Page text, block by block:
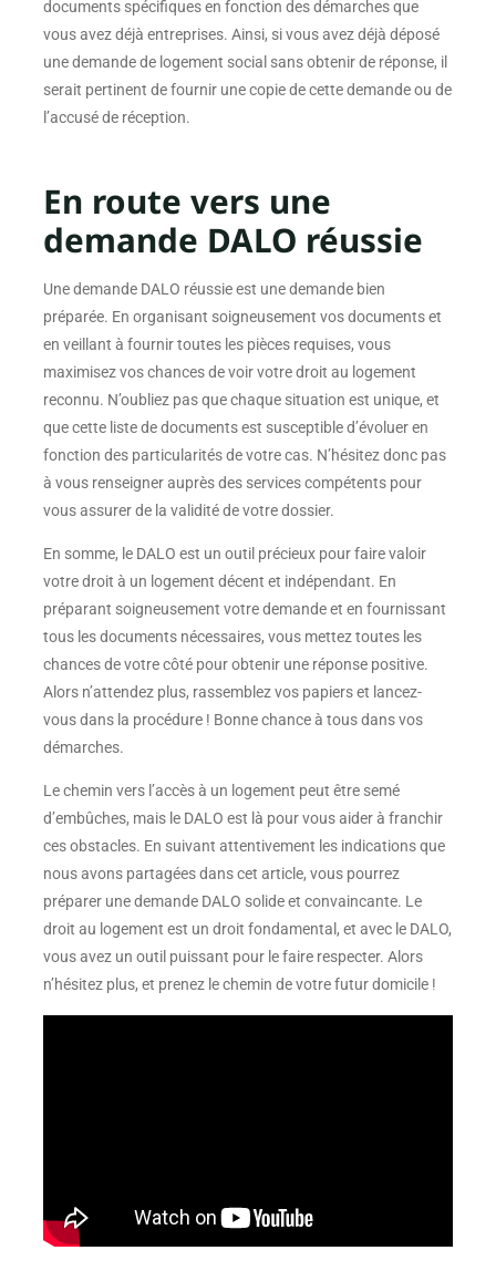
documents spécifiques en fonction des démarches que
vous avez déjà entreprises. Ainsi, si vous avez déjà déposé
une demande de logement social sans obtenir de réponse, il
serait pertinent de fournir une copie de cette demande ou de
l’accusé de réception.
En route vers une
demande DALO réussie
Une demande DALO réussie est une demande bien
préparée. En organisant soigneusement vos documents et
en veillant à fournir toutes les pièces requises, vous
maximisez vos chances de voir votre droit au logement
reconnu. N’oubliez pas que chaque situation est unique, et
que cette liste de documents est susceptible d’évoluer en
fonction des particularités de votre cas. N’hésitez donc pas
à vous renseigner auprès des services compétents pour
vous assurer de la validité de votre dossier.
En somme, le DALO est un outil précieux pour faire valoir
votre droit à un logement décent et indépendant. En
préparant soigneusement votre demande et en fournissant
tous les documents nécessaires, vous mettez toutes les
chances de votre côté pour obtenir une réponse positive.
Alors n’attendez plus, rassemblez vos papiers et lancez-
vous dans la procédure ! Bonne chance à tous dans vos
démarches.
Le chemin vers l’accès à un logement peut être semé
d’embûches, mais le DALO est là pour vous aider à franchir
ces obstacles. En suivant attentivement les indications que
nous avons partagées dans cet article, vous pourrez
préparer une demande DALO solide et convaincante. Le
droit au logement est un droit fondamental, et avec le DALO,
vous avez un outil puissant pour le faire respecter. Alors
n’hésitez plus, et prenez le chemin de votre futur domicile !